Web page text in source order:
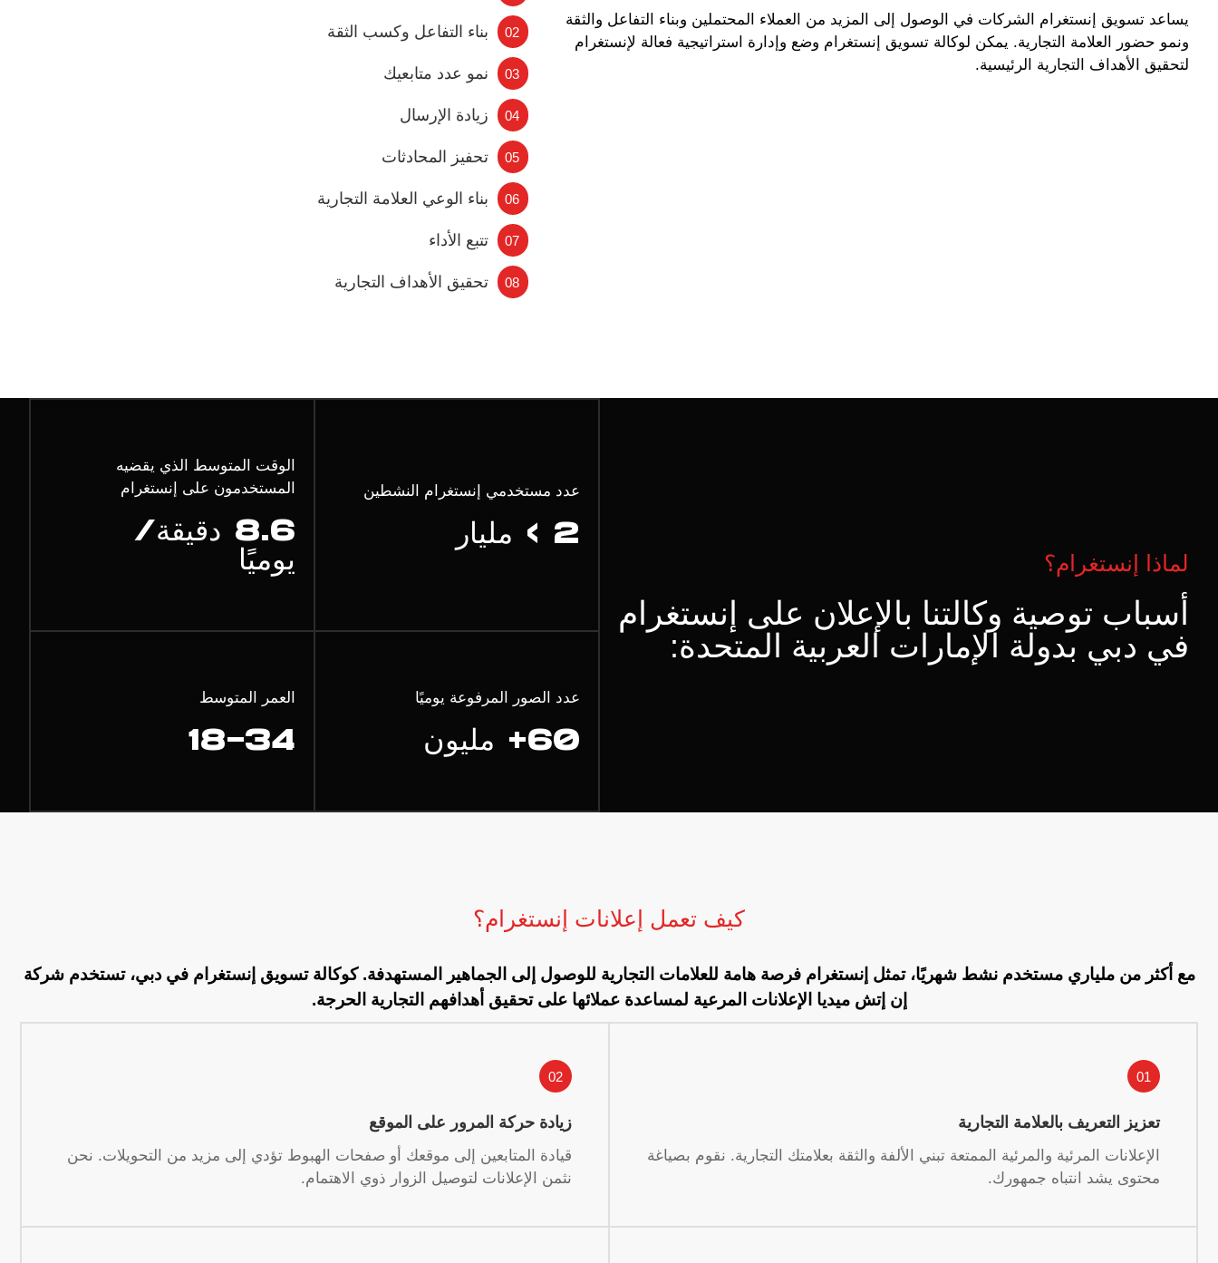
يساعد تسويق إنستغرام الشركات في الوصول إلى المزيد من العملاء المحتملين وبناء التفاعل والثقة
ونمو حضور العلامة التجارية. يمكن لوكالة تسويق إنستغرام وضع وإدارة استراتيجية فعالة لإنستغرام
لتحقيق الأهداف التجارية الرئيسية.
02 بناء التفاعل وكسب الثقة
03 نمو عدد متابعيك
04 زيادة الإرسال
05 تحفيز المحادثات
06 بناء الوعي العلامة التجارية
07 تتبع الأداء
08 تحقيق الأهداف التجارية
لماذا إنستغرام؟
أسباب توصية وكالتنا بالإعلان على إنستغرام
في دبي بدولة الإمارات العربية المتحدة:
عدد مستخدمي إنستغرام النشطين
2 > مليار
الوقت المتوسط الذي يقضيه
المستخدمون على إنستغرام
8.6 دقيقة/
يوميًا
عدد الصور المرفوعة يوميًا
60+ مليون
العمر المتوسط
18-34
كيف تعمل إعلانات إنستغرام؟
مع أكثر من ملياري مستخدم نشط شهريًا، تمثل إنستغرام فرصة هامة للعلامات التجارية للوصول إلى الجماهير المستهدفة. كوكالة تسويق إنستغرام في دبي، تستخدم شركة
إن إتش ميديا الإعلانات المرعية لمساعدة عملائها على تحقيق أهدافهم التجارية الحرجة.
01
تعزيز التعريف بالعلامة التجارية
الإعلانات المرئية والمرئية الممتعة تبني الألفة والثقة بعلامتك التجارية. نقوم بصياغة
محتوى يشد انتباه جمهورك.
02
زيادة حركة المرور على الموقع
قيادة المتابعين إلى موقعك أو صفحات الهبوط تؤدي إلى مزيد من التحويلات. نحن
نثمن الإعلانات لتوصيل الزوار ذوي الاهتمام.